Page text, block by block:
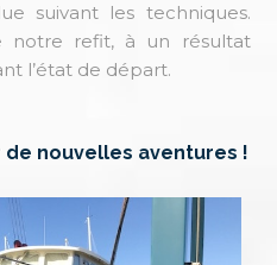
suivant les techniques.
notre refit, à un résultat
l’état de départ.
nouvelles aventures !